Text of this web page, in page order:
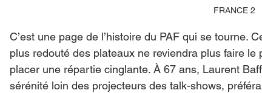
FRANCE 2
C’est une page de l’histoire du PAF qui se tourne.
plus redouté des plateaux ne reviendra plus faire
placer une répartie cinglante. À 67 ans, Laurent
sérénité loin des projecteurs des talk-shows,